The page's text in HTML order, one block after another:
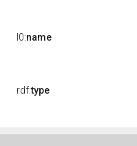
l0:name
rdf:type